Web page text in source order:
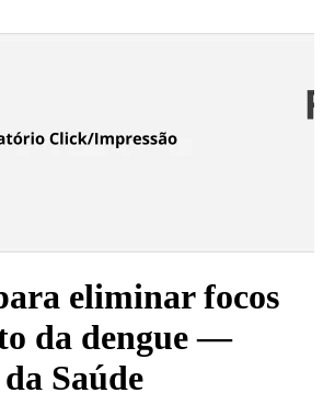
eliminar focos
da dengue —
Saúde